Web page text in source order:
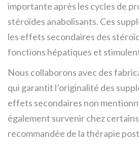
importante après les cycles de
stéroïdes anabolisants. Ces
les effets secondaires des
fonctions hépatiques et
Nous collaborons avec des
qui garantit l’originalité des
effets secondaires non
également survenir chez
recommandée de la thérapie